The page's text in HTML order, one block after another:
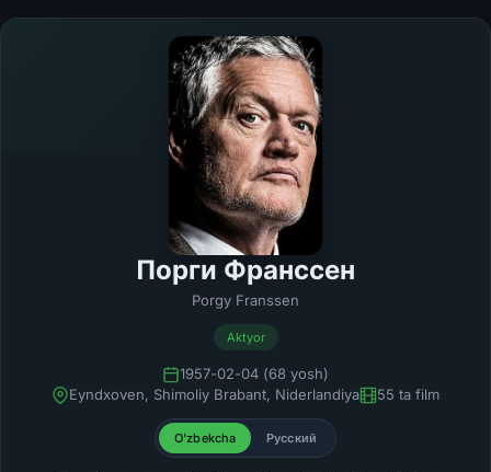
Порги Франссен
Porgy Franssen
Aktyor
1957-02-04 (68 yosh)
Eyndxoven, Shimoliy Brabant, Niderlandiya
55 ta film
O'zbekcha Русский